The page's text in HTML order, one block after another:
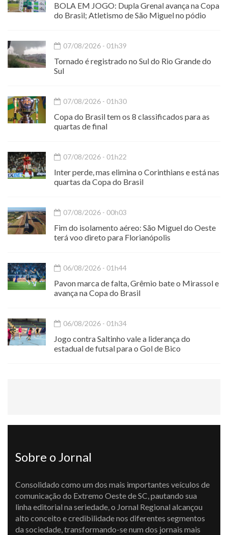
BOLA EM JOGO: Dupla Grenal avança na Copa
do Brasil; Atletismo de São Miguel no pódio
07/08/2026 - 01h39
Tornado é registrado no Sul do Rio Grande do
Sul
07/08/2026 - 01h30
Copa do Brasil tem os 8 classificados para as
quartas de final
07/08/2026 - 01h22
Inter perde, mas elimina o Corinthians e está nas
quartas da Copa do Brasil
07/08/2026 - 00h03
Fim do isolamento aéreo: São Miguel do Oeste
terá voo direto para Florianópolis
06/08/2026 - 01h44
Pavon marca de falta, Grêmio bate o Mirassol e
avança na Copa do Brasil
06/08/2026 - 01h34
Jogo contra Saltinho vale a liderança do
estadual de futsal para o Gol de Bico
Sobre o Jornal
Consolidado como um dos mais importantes veículos de
comunicação do Extremo Oeste de SC, pautando sua
linha editorial na seriedade, o Jornal Regional alcançou
alto conceito e credibilidade nos diferentes segmentos
da sociedade, transformando-se num dos jornais mais